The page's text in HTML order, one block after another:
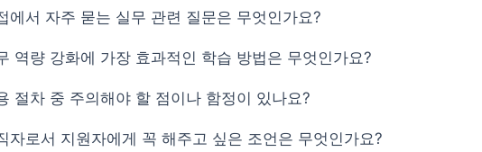
에서 자주 묻는 실무 관련 질문은 무엇인가요?
역량 강화에 가장 효과적인 학습 방법은 무엇인가요?
절차 중 주의해야 할 점이나 함정이 있나요?
자로서 지원자에게 꼭 해주고 싶은 조언은 무엇인가요?